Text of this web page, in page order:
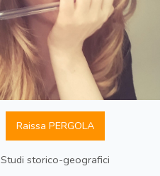
Raissa PERGOLA
Studi storico-geografici